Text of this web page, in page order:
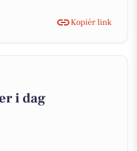
Kopiér link
i dag